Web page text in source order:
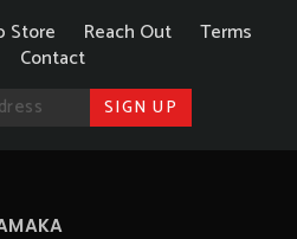
Store Reach Out
Terms
Contact